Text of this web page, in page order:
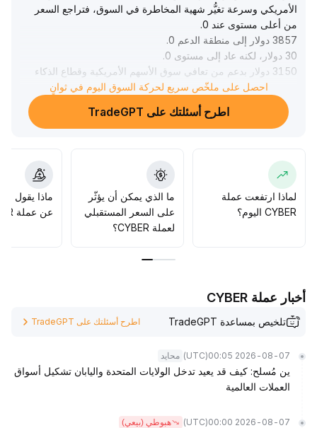
الأمريكي وسرعة تغيُّر شهية المخاطرة في السوق، فتراجع السعر
من أعلى مستوى عند 0
.
3857 دولار إلى منطقة الدعم 0
.
30 دولار، لكنه عاد إلى مستوى 0
.
3150 دولار بدعم من تعافي سوق الأسهم الأمريكية وقطاع الذكاء
الاصطناعي، وتمت ملاحظة تعافٍ متزامن في أحجام التداول
ومؤشرات الزخم
ورغم التقلبات الواضحة على المدى القصير، لم تتغير الأسس
يُوصى بالبيع عند الارتفاع والشراء عند الانخفاض ضمن النطاق
الحالي، والاحتفاظ بالمراكز الأساسية على المدى المتوسط
والطويل، مع مراقبة دعم 0
30 دولار والتغيرات العامة في شهية المخاطرة عن كثب
احصل على ملخّص سريع لحركة السوق اليوم في ثوانٍ
اطرح أسئلتك على TradeGPT
لماذا ارتفعت عملة
CYBER اليوم؟
ما الذي يمكن أن يؤثّر
على السعر المستقبلي
لعملة CYBER؟
ماذا يقول
عن عملة CYBER؟
أخبار عملة CYBER
تلخيص بمساعدة TradeGPT اطرح أسئلتك على TradeGPT
2026-08-07 00:05
(UTC) محايد
ين مُسلح: كيف قد يعيد تدخل الولايات المتحدة واليابان تشكيل أسواق
العملات العالمية
2026-08-07 00:00
(UTC) هبوطي (بيعي)